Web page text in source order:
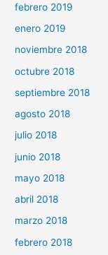
febrero 2019
enero 2019
noviembre 2018
octubre 2018
septiembre 2018
agosto 2018
julio 2018
junio 2018
mayo 2018
abril 2018
marzo 2018
febrero 2018